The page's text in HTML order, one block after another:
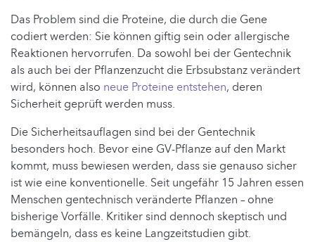
Das Problem sind die Proteine, die durch die Gene
codiert werden: Sie können giftig sein oder allergische
Reaktionen hervorrufen. Da sowohl bei der Gentechnik
als auch bei der Pflanzenzucht die Erbsubstanz verändert
wird, können also neue Proteine entstehen, deren
Sicherheit geprüft werden muss.
Die Sicherheitsauflagen sind bei der Gentechnik
besonders hoch. Bevor eine GV-Pflanze auf den Markt
kommt, muss bewiesen werden, dass sie genauso sicher
ist wie eine konventionelle. Seit ungefähr 15 Jahren essen
Menschen gentechnisch veränderte Pflanzen – ohne
bisherige Vorfälle. Kritiker sind dennoch skeptisch und
bemängeln, dass es keine Langzeitstudien gibt.